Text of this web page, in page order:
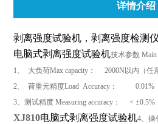
详情介绍
剥离强度试验机，剥离强度检测
电脑式剥离强度试验机技术参数 Main
1、 大负荷Max capacity ： 2000N 以内（任
2、 荷重元精度Load Accuracy ：
3、测试精度 Measuring accuracy ： < ±0.5%
XJ810电脑式剥离强度试验机4、操